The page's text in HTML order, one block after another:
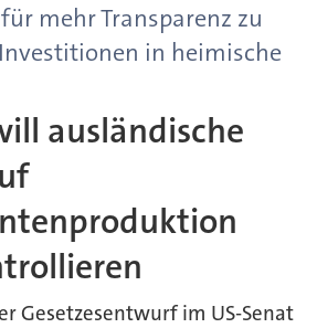
mehr Transparenz zu
in heimische
ausländische
Gesetzesentwurf im US-Senat